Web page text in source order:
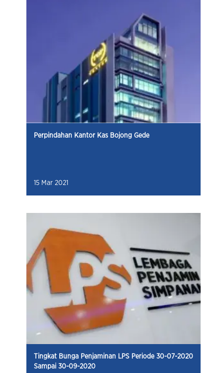
Perpindahan Kantor Kas Bojong Gede
15 Mar 2021
Tingkat Bunga Penjaminan LPS Periode 30-07-2020
Sampai 30-09-2020